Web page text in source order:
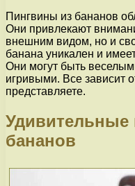
Пингвины из бананов
Они привлекают
внешним видом, но и
банана уникален и
Они могут быть
игривыми. Все зависит
представляете.
Удивительные
бананов